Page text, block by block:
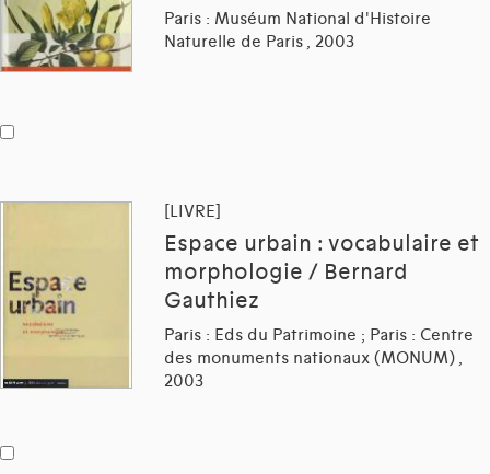
Paris : Muséum National d'Histoire
Naturelle de Paris , 2003
[LIVRE]
Espace urbain : vocabulaire et
morphologie / Bernard
Gauthiez
Paris : Eds du Patrimoine ; Paris : Centre
des monuments nationaux (MONUM) ,
2003